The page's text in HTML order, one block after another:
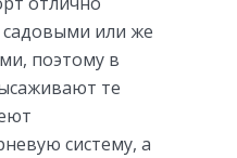
садовыми или же
поэтому в
те
систему, а